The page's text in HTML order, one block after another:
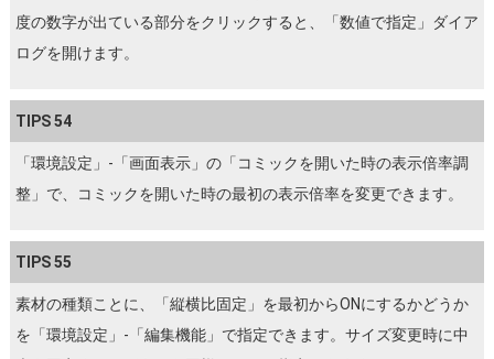
度の数字が出ている部分をクリックすると、「数値で指定」ダイア
ログを開けます。
TIPS 54
「環境設定」-「画面表示」の「コミックを開いた時の表示倍率調
整」で、コミックを開いた時の最初の表示倍率を変更できます。
TIPS 55
素材の種類ことに、「縦横比固定」を最初からONにするかどうか
を「環境設定」-「編集機能」で指定できます。サイズ変更時に中